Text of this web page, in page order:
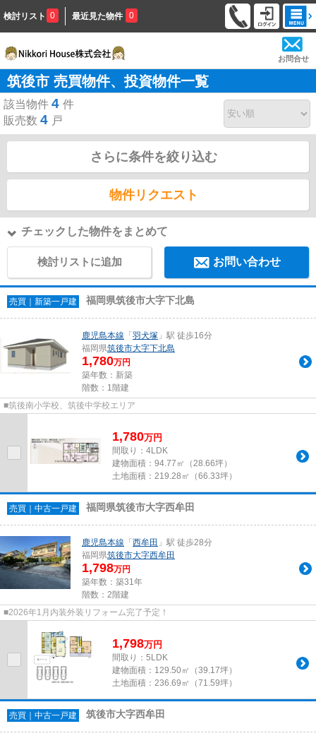
検討リスト 0 最近見た物件 0
お問合せ
筑後市 売買物件、投資物件一覧
該当物件 4 件
販売数 4 戸
さらに条件を絞り込む
物件リクエスト
チェックした物件をまとめて
検討リストに追加 お問い合わせ
売買｜新築一戸建 福岡県筑後市大字下北島
鹿児島本線 「 羽犬塚 」駅 徒歩16分
福岡県筑後市大字下北島
1,780万円
築年数：新築
階数：1階建
■筑後南小学校、筑後中学校エリア
1,780万円
間取り：4LDK
建物面積： 94.77㎡（28.66坪）
土地面積： 219.28㎡（66.33坪）
売買｜中古一戸建 福岡県筑後市大字西牟田
鹿児島本線 「 西牟田 」駅 徒歩28分
福岡県筑後市大字西牟田
1,798万円
築年数：築31年
階数：2階建
■2026年1月内装外装リフォーム完了予定！
1,798万円
間取り：5LDK
建物面積： 129.50㎡（39.17坪）
土地面積： 236.69㎡（71.59坪）
売買｜中古一戸建 筑後市大字西牟田